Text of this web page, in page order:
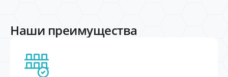
Наши преимущества